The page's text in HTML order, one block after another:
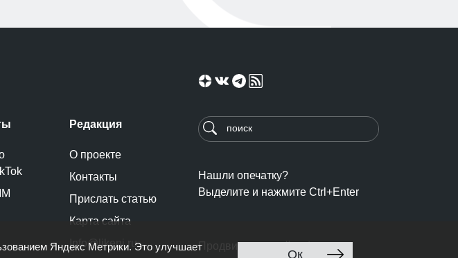
Редакция
О проекте
Контакты
Прислать статью
Карта сайта
Info@likeni.ru
Нашли опечатку?
Выделите и нажмите Ctrl+Enter
Продвижение сайта: Ingate
Яндекс Метрики. Это улучшает
Ок